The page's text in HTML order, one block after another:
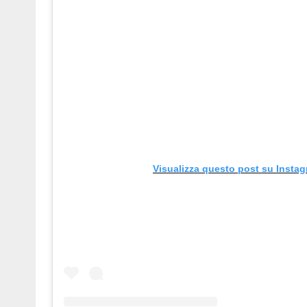
Visualizza questo post su